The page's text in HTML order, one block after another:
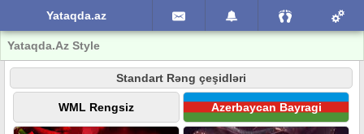
Yataqda.az
Yataqda.Az Style
Standart Rəng çeşidləri
WML Rengsiz Azerbaycan Bayragi